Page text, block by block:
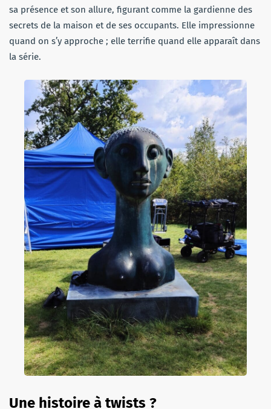
sa présence et son allure, figurant comme la gardienne des
secrets de la maison et de ses occupants. Elle impressionne
quand on s’y approche ; elle terrifie quand elle apparaît dans
la série.
Une histoire à twists ?